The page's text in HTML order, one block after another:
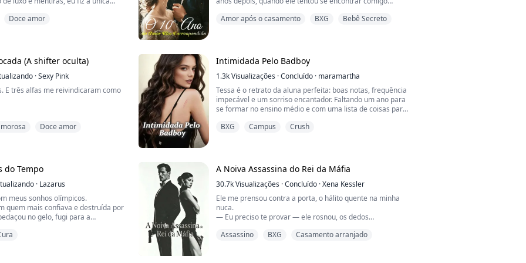
da cidade.
Mas meu único erro de ...
Doce amor
Amor após o casamento
BXG Bebê Secreto
(A shifter oculta)
·Sexy Pink
E três alfas me reivindicaram como
da casa dele. Espancada, quebrada
rurais de Montana, vejo uma
de um homem ...
Doce amor
Intimidada Pelo Badboy
1.3kVisualizações ·Concluído · maramartha
Tessa é o retrato da aluna perfeita: boas notas, frequência
impecável e um sorriso encantador. Faltando um ano para
se formar no ensino médio e com uma lista de coisas para
objetivo dela é praticamente o mesmo — com um extra:
olhos azuis, corpo musc...
BXG Campus Crush
do Tempo
· Lazarus
meus sonhos olímpicos.
quem mais confiava e destruída por
no gelo, fugi para a
A Noiva Assassina do Rei da Máfia
30.7kVisualizações ·Concluído ·Xena Kessler
Ele me prensou contra a porta, o hálito quente na minha
nuca.
— Eu preciso te provar — ele rosnou, os dedos
eu começar a tremer.
Assassino BXG Casamento arranjado